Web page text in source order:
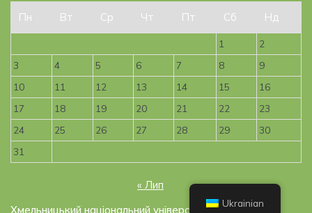
Пн
Вт Ср Чт Пт Сб Нд
1
2
3
4 5 6 7 8
9
10
11 12 13 14 15
16
17
18 19 20 21 22
23
24
25 26 27 28 29
30
31
« Лип
Хмельницький національний університет, 2019-2026
Ukrainian